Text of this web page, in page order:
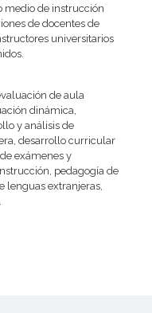
medio de instrucción
de docentes de
universitarios
de aula
dinámica,
y análisis de
desarrollo curricular
exámenes y
pedagogía de
lenguas extranjeras,